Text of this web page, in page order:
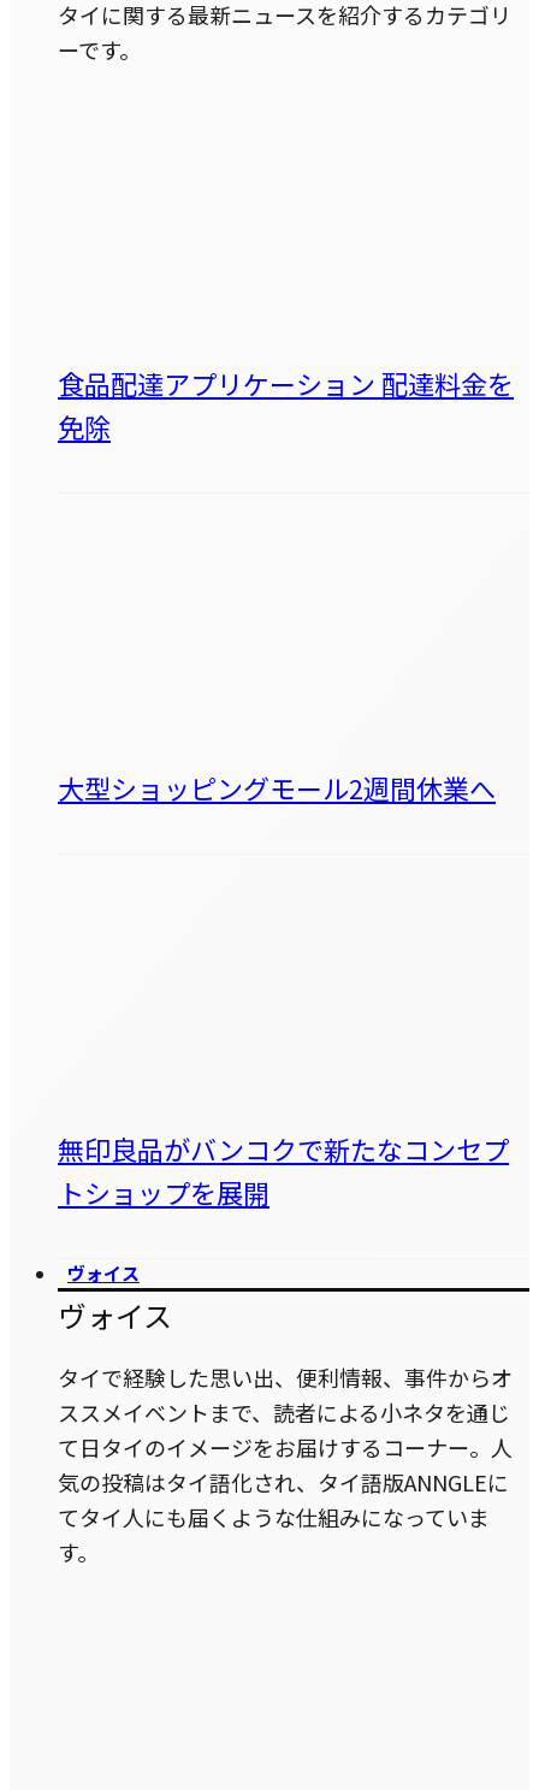
タイに関する最新ニュースを紹介するカテゴリ
ーです。
食品配達アプリケーション 配達料金を
免除
大型ショッピングモール2週間休業へ
無印良品がバンコクで新たなコンセプ
トショップを展開
ヴォイス
ヴォイス
タイで経験した思い出、便利情報、事件からオ
ススメイベントまで、読者による小ネタを通じ
て日タイのイメージをお届けするコーナー。人
気の投稿はタイ語化され、タイ語版ANNGLEに
てタイ人にも届くような仕組みになっていま
す。